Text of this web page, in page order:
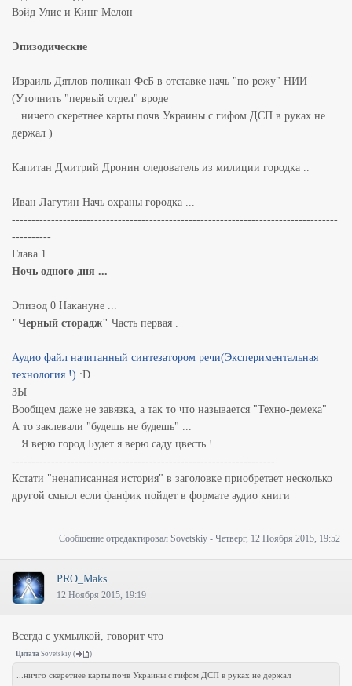
Вэйд Улис и Кинг Мелон
Эпизодические
Израиль Дятлов полнкан ФсБ в отставке начь "по режу" НИИ
(Уточнить "первый отдел" вроде
...ничего скеретнее карты почв Украины с гифом ДСП в руках не
держал )
Капитан Дмитрий Дронин следователь из милиции городка ..
Иван Лагутин Начь охраны городка ...
-----------------------------------------------------------------------------------
----------
Глава 1
Ночь одного дня ...
Эпизод 0 Накануне ...
"Черный сторадж" Часть первая .
Аудио файл начитанный синтезатором речи(Экспериментальная
технология !) :D
ЗЫ
Вообщем даже не завязка, а так то что называется "Техно-демека"
А то заклевали "будешь не будешь" ...
...Я верю город Будет я верю саду цвесть !
-------------------------------------------------------------------
Кстати "ненаписанная история" в заголовке приобретает несколько
другой смысл если фанфик пойдет в формате аудио книги
Сообщение отредактировал Sovetskiy - Четверг, 12 Ноября 2015, 19:52
PRO_Maks
12 Ноября 2015, 19:19
Всегда с ухмылкой, говорит что
Цитата Sovetskiy ( )
...ничго скеретнее карты почв Украины с гифом ДСП в руках не держал